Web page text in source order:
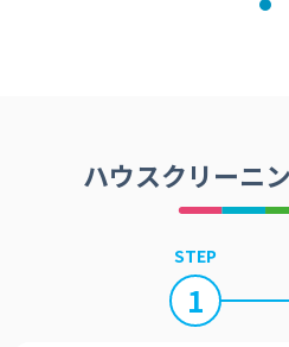
ハウスクリーニ
STEP
1